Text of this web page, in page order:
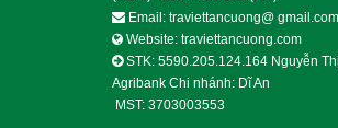
Email: traviettancuong@ gmail.com
Website: traviettancuong.com
STK: 5590.205.124.164 Nguyễn
Agribank Chi nhánh: Dĩ An
MST: 3703003553